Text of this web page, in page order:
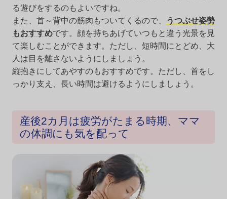
る遊びをするのもよいですね。
また、首～背中の筋肉もついてくるので、
うつぶせ姿勢
もおすすめです。顔を持ちあげていつもと違う光景を見
て楽しむことができます。ただし、短時間にとどめ、大
人は目を離さないようにしましょう。
縦抱きにしてあやすのもおすすめです。ただし、首をし
っかり支え、長い時間は避けるようにしましょう。
産後2カ月は疲労がたまる時期、ママ
の体調にも気を配って